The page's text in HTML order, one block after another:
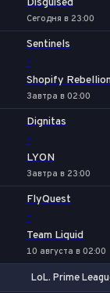
Disguised
Сегодня в 23:00
Sentinels
-
Shopify Rebellion
Завтра в 02:00
Dignitas
-
LYON
Завтра в 23:00
FlyQuest
-
Team Liquid
10 августа в 02:00
LoL. Prime